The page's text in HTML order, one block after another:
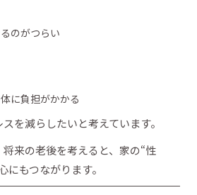
のがつらい
に負担がかかる
を減らしたいと考えています。
来の老後を考えると、家の“性
にもつながります。